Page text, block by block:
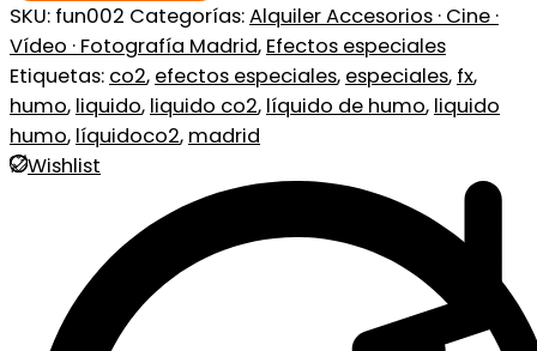
SKU: fun002 Categorías:Alquiler Accesorios · Cine ·
Vídeo · Fotografía Madrid, Efectos especiales
Etiquetas: co2, efectos especiales, especiales, fx,
humo, liquido, liquido co2, líquido de humo, liquido
humo, líquidoco2, madrid
Wishlist